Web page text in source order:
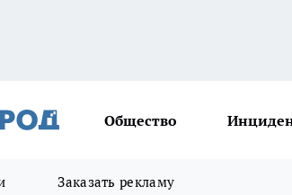
Общество
Заказать рекламу